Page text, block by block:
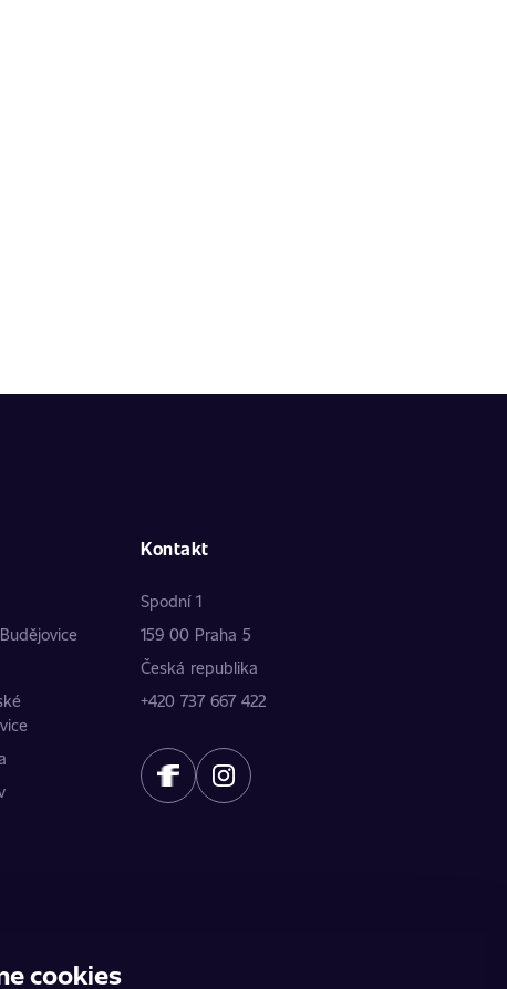
Kontakt
Spodní 1
159 00 Praha 5
Česká republika
+420 737 667 422
Údaje poskytují jednotliví partneři.
cookies